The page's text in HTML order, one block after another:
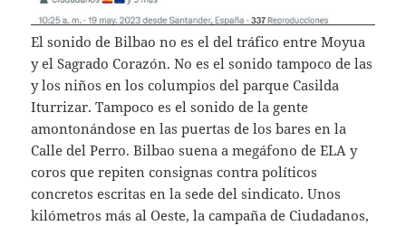
El sonido de Bilbao no es el del tráfico entre Moyua
y el Sagrado Corazón. No es el sonido tampoco de las
y los niños en los columpios del parque Casilda
Iturrizar. Tampoco es el sonido de la gente
amontonándose en las puertas de los bares en la
Calle del Perro. Bilbao suena a megáfono de ELA y
coros que repiten consignas contra políticos
concretos escritas en la sede del sindicato. Unos
kilómetros más al Oeste, la campaña de Ciudadanos,